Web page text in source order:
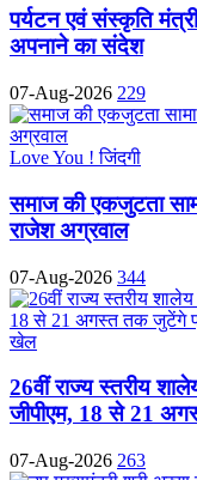
पर्यटन एवं संस्कृति
अपनाने का संदेश
07-Aug-2026 229
Love You ! जिंदगी
समाज की एकजुटता
राजेश अग्रवाल
07-Aug-2026 344
खेल
26वीं राज्य स्तरीय
जीपीएम, 18 से 21
07-Aug-2026 263